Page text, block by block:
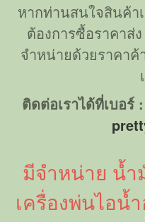
หากท่านสนใจสินค้า
ต้องการซื้อราคาส่
จำหน่ายด้วยราคา
ติดต่อเราได้ที่เบอร์ :
มีจำหน่าย น้ำ
เครื่องพ่นไอน้